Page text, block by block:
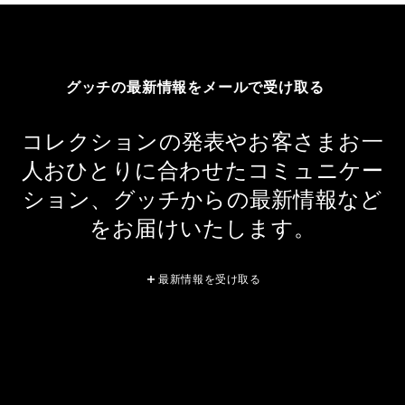
グッチの最新情報をメールで受け取る
コレクションの発表やお客さまお一
人おひとりに合わせたコミュニケー
ション、グッチからの最新情報など
をお届けいたします。
最新情報を受け取る